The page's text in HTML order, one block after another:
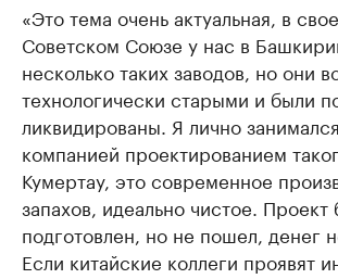
«Это тема очень актуальная, в
Советском Союзе у нас в
несколько таких заводов, но они
технологически старыми и были
ликвидированы. Я лично
компанией проектированием
Кумертау, это современное
запахов, идеально чистое. Проект
подготовлен, но не пошел, денег
Если китайские коллеги проявят